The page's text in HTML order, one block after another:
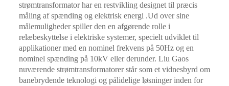
strømtransformator har en restvikling designet til præcis
måling af spænding og elektrisk energi .Ud over sine
målemuligheder spiller den en afgørende rolle i
relæbeskyttelse i elektriske systemer, specielt udviklet til
applikationer med en nominel frekvens på 50Hz og en
nominel spænding på 10kV eller derunder. Liu Gaos
nuværende strømtransformatorer står som et vidnesbyrd om
banebrydende teknologi og pålidelige løsninger inden for